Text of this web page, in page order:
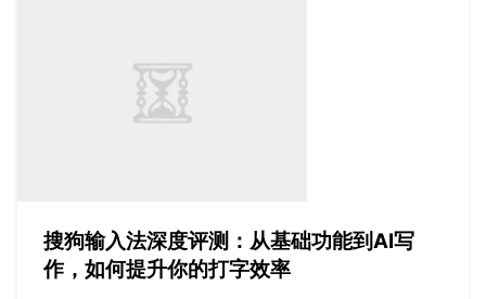
搜狗输入法深度评测：从基础功能到AI写
作，如何提升你的打字效率